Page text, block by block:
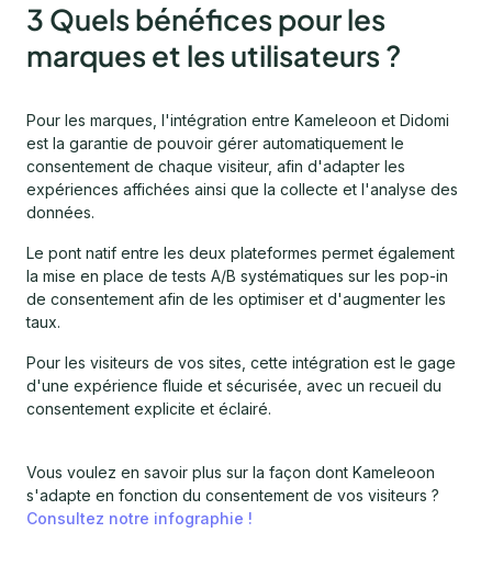
3 Quels bénéfices pour les
marques et les utilisateurs ?
Pour les marques, l'intégration entre Kameleoon et Didomi
est la garantie de pouvoir gérer automatiquement le
consentement de chaque visiteur, afin d'adapter les
expériences affichées ainsi que la collecte et l'analyse des
données.
Le pont natif entre les deux plateformes permet également
la mise en place de tests A/B systématiques sur les pop-in
de consentement afin de les optimiser et d'augmenter les
taux.
Pour les visiteurs de vos sites, cette intégration est le gage
d'une expérience fluide et sécurisée, avec un recueil du
consentement explicite et éclairé.
Vous voulez en savoir plus sur la façon dont Kameleoon
s'adapte en fonction du consentement de vos visiteurs ?
Consultez notre infographie !